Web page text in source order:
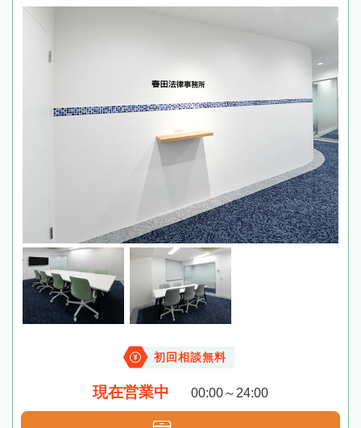
初回相談無料
現在営業中 00:00～24:00